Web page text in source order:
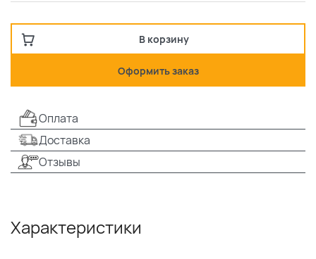
В корзину
Оформить заказ
Оплата
Доставка
Отзывы
Характеристики